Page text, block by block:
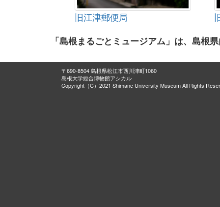
旧江津郵便局
「島根まるごとミュージアム」は、島根
〒690-8504 島根県松江市西川津町1060
島根大学総合博物館アシカル
Copyright（C）2021 Shimane University Museum All Rights